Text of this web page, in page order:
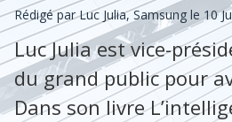
Rédigé par Luc Julia, Samsung le 10
Luc Julia est vice-
du grand public pour
Dans son livre